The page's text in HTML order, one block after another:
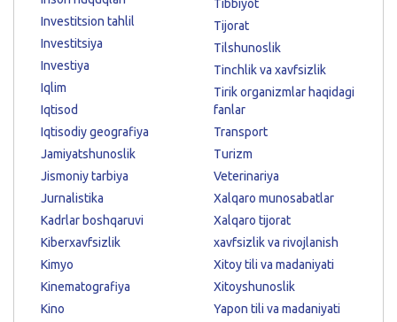
Investitsion tahlil
Investitsiya
Investiya
Iqlim
Iqtisod
Iqtisodiy geografiya
Jamiyatshunoslik
Jismoniy tarbiya
Jurnalistika
Kadrlar boshqaruvi
Kiberxavfsizlik
Kimyo
Kinematografiya
Kino
Tibbiyot
Tijorat
Tilshunoslik
Tinchlik va xavfsizlik
Tirik organizmlar haqidagi
fanlar
Transport
Turizm
Veterinariya
Xalqaro munosabatlar
Xalqaro tijorat
xavfsizlik va rivojlanish
Xitoy tili va madaniyati
Xitoyshunoslik
Yapon tili va madaniyati